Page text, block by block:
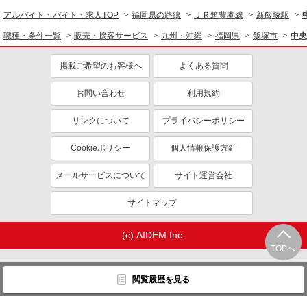
TOPへ
閲覧履歴を見る
アルバイト・バイト・求人TOP 福岡県の路線 ＪＲ筑豊本線 新飯塚駅
職種・条件一覧 販売・接客サービス 九州・沖縄 福岡県 飯塚市 中
掲載ご希望のお客様へ よくある質問
お問い合わせ 利用規約
リンクについて プライバシーポリシー
Cookieポリシー 個人情報保護方針
メールサービスについて サイト運営会社
サイトマップ
(c) AIDEM Inc.